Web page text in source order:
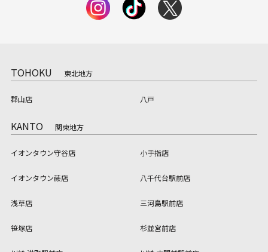
TOHOKU 東北地方
郡山店 八戸
KANTO 関東地方
イオンタウン守谷店 小手指店
イオンタウン蕨店 八千代台駅前店
浅草店 三河島駅前店
笹塚店 杉並宮前店